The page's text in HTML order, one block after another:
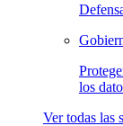
los
Ver todas las